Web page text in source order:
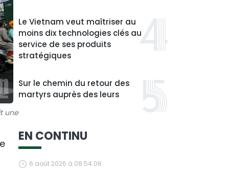
une
Le Vietnam veut maîtriser au
moins dix technologies clés au
service de ses produits
stratégiques
Sur le chemin du retour des
martyrs auprès des leurs
EN CONTINU
6 août 2026 à 08:54:08